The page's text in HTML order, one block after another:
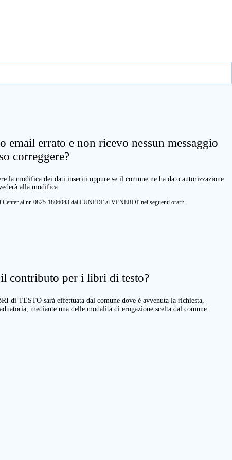
errato e non ricevo nessun messaggio
correggere?
la modifica dei dati inseriti oppure se il comune ne ha dato autorizzazione
alla modifica
al nr. 0825-1806043 dal LUNEDI' al VENERDI' nei seguenti orari:
contributo per i libri di testo?
di TESTO sarà effettuata dal comune dove è avvenuta la richiesta,
mediante una delle modalità di erogazione scelta dal comune: